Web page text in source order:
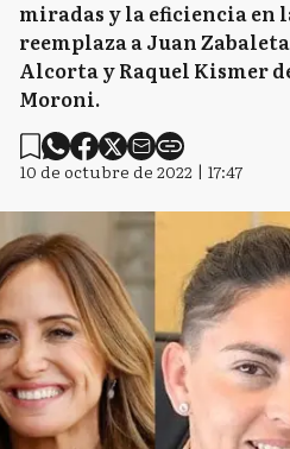
miradas y la eficiencia en
reemplaza a Juan
Alcorta y Raquel Kismer
Moroni.
10 de octubre de 2022 | 17:47